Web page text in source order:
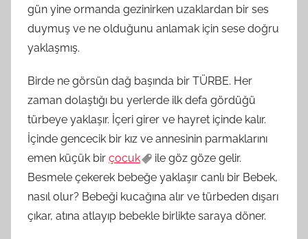
gün yine ormanda gezinirken uzaklardan bir ses
duymuş ve ne olduğunu anlamak için sese doğru
yaklaşmış.
Birde ne görsün dağ başında bir TÜRBE. Her
zaman dolaştığı bu yerlerde ilk defa gördüğü
türbeye yaklaşır. İçeri girer ve hayret içinde kalır.
İçinde gencecik bir kız ve annesinin parmaklarını
emen küçük bir çocuk
ile göz göze gelir.
Besmele çekerek bebeğe yaklaşır canlı bir Bebek,
nasıl olur? Bebeği kucağına alır ve türbeden dışarı
çıkar, atına atlayıp bebekle birlikte saraya döner.